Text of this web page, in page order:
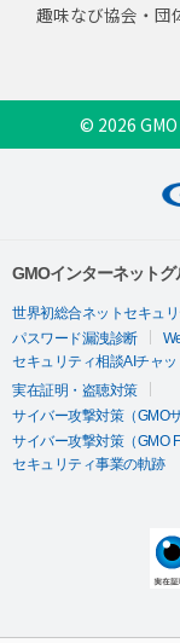
趣味なび協会・団
© 2026